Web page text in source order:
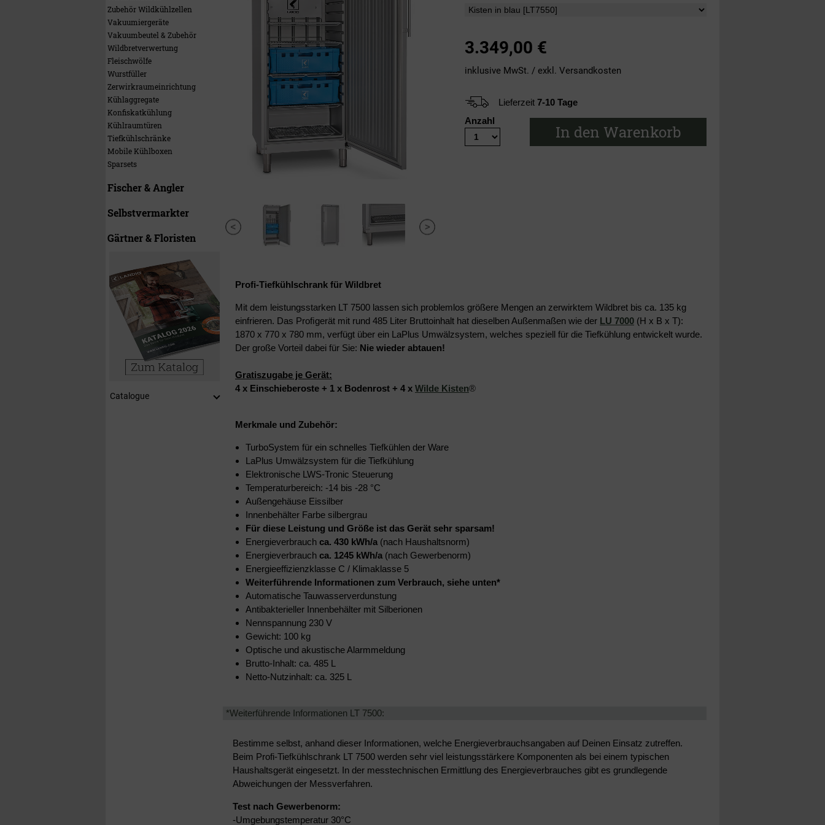
Zubehör Wildkühlzellen
Vakuumiergeräte
Vakuumbeutel & Zubehör
Wildbretverwertung
Fleischwölfe
Wurstfüller
Zerwirkraumeinrichtung
Kühlaggregate
Konfiskatkühlung
Kühlraumtüren
Tiefkühlschränke
Mobile Kühlboxen
Sparsets
Fischer & Angler
Selbstvermarkter
Gärtner & Floristen
Catalogue
3.349,00 €
inklusive MwSt. / exkl. Versandkosten
Lieferzeit 7-10 Tage
Anzahl
In den Warenkorb
Profi-Tiefkühlschrank für Wildbret
Mit dem leistungsstarken LT 7500 lassen sich problemlos größere Mengen an zerwirktem Wildbret bis ca. 135 kg
einfrieren. Das Proﬁgerät mit rund 485 Liter Bruttoinhalt hat dieselben Außenmaßen wie der LU 7000 (H x B x T):
1870 x 770 x 780 mm, verfügt über ein LaPlus Umwälzsystem, welches speziell für die Tiefkühlung entwickelt wurde.
Der große Vorteil dabei für Sie: Nie wieder abtauen!
Gratiszugabe je Gerät:
4 x Einschieberoste + 1 x Bodenrost + 4 x Wilde Kisten®
Merkmale und Zubehör:
TurboSystem für ein schnelles Tiefkühlen der Ware
LaPlus Umwälzsystem für die Tiefkühlung
Elektronische LWS-Tronic Steuerung
Temperaturbereich: -14 bis -28 °C
Außengehäuse Eissilber
Innenbehälter Farbe silbergrau
Für diese Leistung und Größe ist das Gerät sehr sparsam!
Energieverbrauch ca. 430 kWh/a (nach Haushaltsnorm)
Energieverbrauch ca. 1245 kWh/a (nach Gewerbenorm)
Energieeffizienzklasse C / Klimaklasse 5
Weiterführende Informationen zum Verbrauch, siehe unten*
Automatische Tauwasserverdunstung
Antibakterieller Innenbehälter mit Silberionen
Nennspannung 230 V
Gewicht: 100 kg
Optische und akustische Alarmmeldung
Brutto-Inhalt: ca. 485 L
Netto-Nutzinhalt: ca. 325 L
*Weiterführende Informationen LT 7500:
Bestimme selbst, anhand dieser Informationen, welche Energieverbrauchsangaben auf Deinen Einsatz zutreffen.
Beim Profi-Tiefkühlschrank LT 7500 werden sehr viel leistungsstärkere Komponenten als bei einem typischen
Haushaltsgerät eingesetzt. In der messtechnischen Ermittlung des Energieverbrauches gibt es grundlegende
Abweichungen der Messverfahren.
Test nach Gewerbenorm:
-Umgebungstemperatur 30°C